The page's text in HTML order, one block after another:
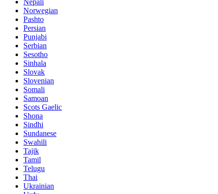
Nepali
Norwegian
Pashto
Persian
Punjabi
Serbian
Sesotho
Sinhala
Slovak
Slovenian
Somali
Samoan
Scots Gaelic
Shona
Sindhi
Sundanese
Swahili
Tajik
Tamil
Telugu
Thai
Ukrainian